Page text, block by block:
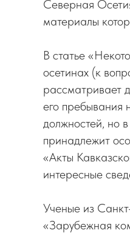
Северная
материалы
В статье
осетинах (к
рассматривает
его пребывания
должностей, но
принадлежит
«Акты
интересные
Ученые из
«Зарубежная